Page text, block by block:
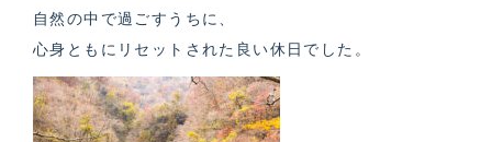
自然の中で過ごすうちに、
心身ともにリセットされた良い休日でした。